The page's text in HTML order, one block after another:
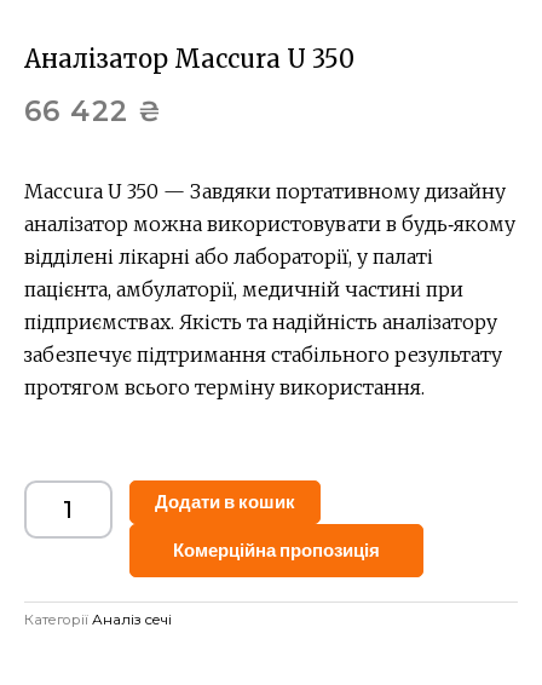
Аналізатор Maccura U 350
66 422 ₴
Maccura U 350 — Завдяки портативному дизайну
аналізатор можна використовувати в будь‐якому
відділені лікарні або лабораторії, у палаті
пацієнта, амбулаторії, медичній частині при
підприємствах. Якість та надійність аналізатору
забезпечує підтримання стабільного результату
протягом всього терміну використання.
Додати в кошик
Комерційна пропозиція
Категорії Аналіз сечі